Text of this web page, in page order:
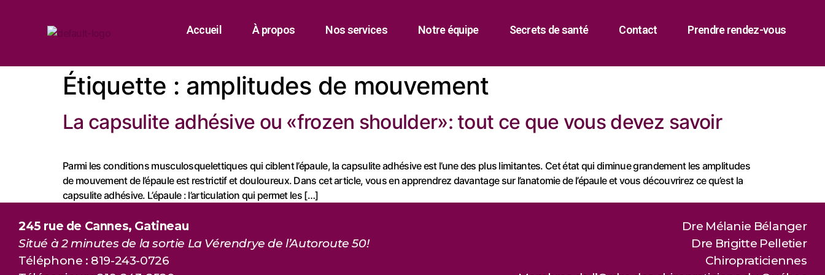
Accueil À propos Nos services Notre équipe Secrets de santé Contact Prendre rendez-vous
Étiquette : amplitudes de mouvement
La capsulite adhésive ou «frozen shoulder»: tout ce que vous devez savoir
Parmi les conditions musculosquelettiques qui ciblent l’épaule, la capsulite adhésive est l’une des plus limitantes. Cet état qui diminue grandement les amplitudes
de mouvement de l’épaule est restrictif et douloureux. Dans cet article, vous en apprendrez davantage sur l’anatomie de l’épaule et vous découvrirez ce qu’est la
capsulite adhésive. L’épaule : l’articulation qui permet les […]
245 rue de Cannes, Gatineau
Situé à 2 minutes de la sortie La Vérendrye de l’Autoroute 50!
Téléphone : 819-243-0726
Dre Mélanie Bélanger
Dre Brigitte Pelletier
Chiropraticiennes